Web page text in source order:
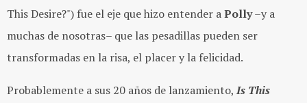
This Desire?") fue el eje que hizo entender aPolly–y a
muchas de nosotras– que las pesadillas pueden ser
transformadas en la risa, el placer y la felicidad.
Probablemente a sus 20 años de lanzamiento, Is This